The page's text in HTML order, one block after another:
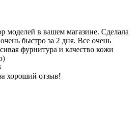
моделей в вашем магазине. Сделала
быстро за 2 дня. Все очень
фурнитура и качество кожи
хороший отзыв!